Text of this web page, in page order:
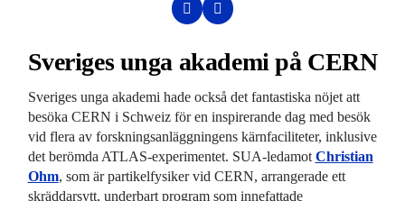
Sveriges unga akademi på CERN
Sveriges unga akademi hade också det fantastiska nöjet att
besöka CERN i Schweiz för en inspirerande dag med besök
vid flera av forskningsanläggningens kärnfaciliteter, inklusive
det berömda ATLAS-experimentet. SUA-ledamot Christian
Ohm, som är partikelfysiker vid CERN, arrangerade ett
skräddarsytt, underbart program som innefattade